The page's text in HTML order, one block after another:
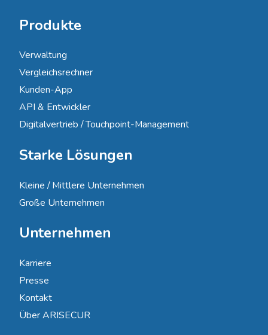
Produkte
Verwaltung
Vergleichsrechner
Kunden-App
API & Entwickler
Digitalvertrieb / Touchpoint-Management
Starke Lösungen
Kleine / Mittlere Unternehmen
Große Unternehmen
Unternehmen
Karriere
Presse
Kontakt
Über ARISECUR